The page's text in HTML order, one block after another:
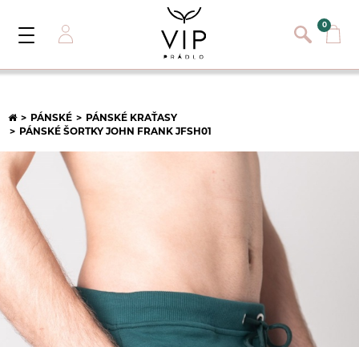
Přihlásit se
Registrace nového zákazníka
Zapomněli jste heslo ?
0
Toggle
PÁNSKÉ
PÁNSKÉ KRAŤASY
PÁNSKÉ ŠORTKY JOHN FRANK JFSH01